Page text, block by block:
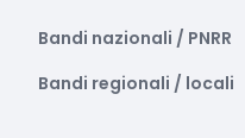
Bandi nazionali / PNRR
Bandi regionali / locali